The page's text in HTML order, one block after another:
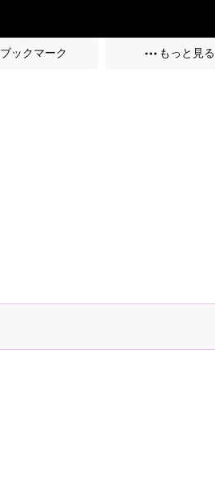
ブックマーク もっと見る